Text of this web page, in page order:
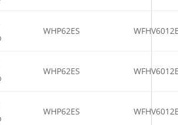
WHP62ES
WHP62ES
WHP62ES